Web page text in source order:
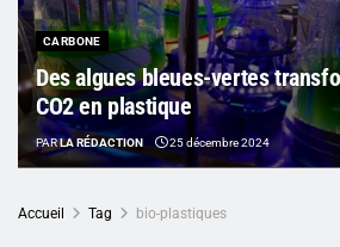
CARBONE
Des algues bleues-vertes
CO2 en plastique
PARLA RÉDACTION 25 décembre 2024
Accueil Tag bio-plastiques